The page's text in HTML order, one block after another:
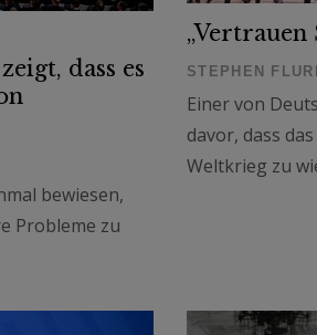
dass es
bewiesen,
Probleme zu
„Vertrauen
STEPHEN
Einer von
davor, dass
Weltkrieg zu